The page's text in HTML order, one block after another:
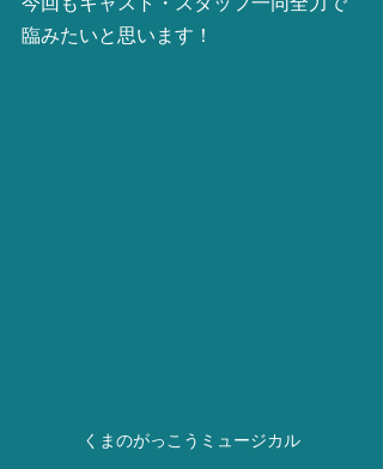
臨みたいと思います！
くまのがっこうミュージカル